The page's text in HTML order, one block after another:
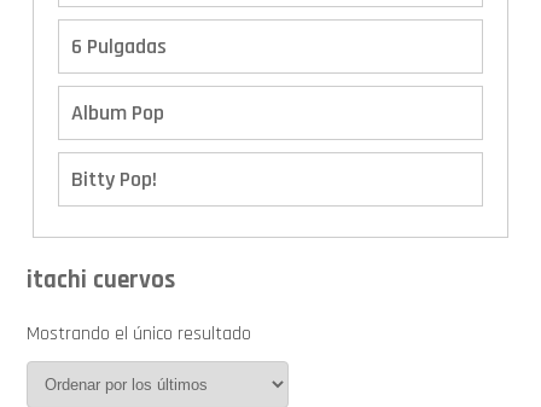
6 Pulgadas
Album Pop
Bitty Pop!
Boxes
Cover Pop!
itachi cuervos
Mostrando el único resultado